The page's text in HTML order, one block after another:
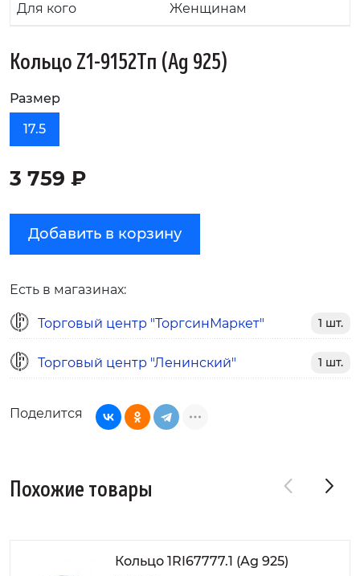
Для кого Женщинам
Кольцо Z1-9152Тп (Ag 925)
Размер
17.5
3 759 ₽
Добавить в корзину
Есть в магазинах:
Торговый центр "ТоргсинМаркет" 1 шт.
Торговый центр "Ленинский" 1 шт.
Поделится
Похожие товары
Кольцо 1RI67777.1 (Ag 925)